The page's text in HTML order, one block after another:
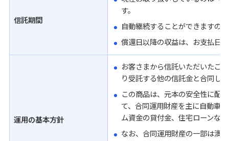
信託期間
す。
自動継続することができますの
償還日以降の収益は、お支払日
運用の基本方針
お客さまから信託いただいたご
り受託する他の信託金と合同し
この商品は、元本の安全性に配
て、合同運用財産を主に自動車
ム資金の貸付金、住宅ローンな
なお、合同運用財産の一部は満